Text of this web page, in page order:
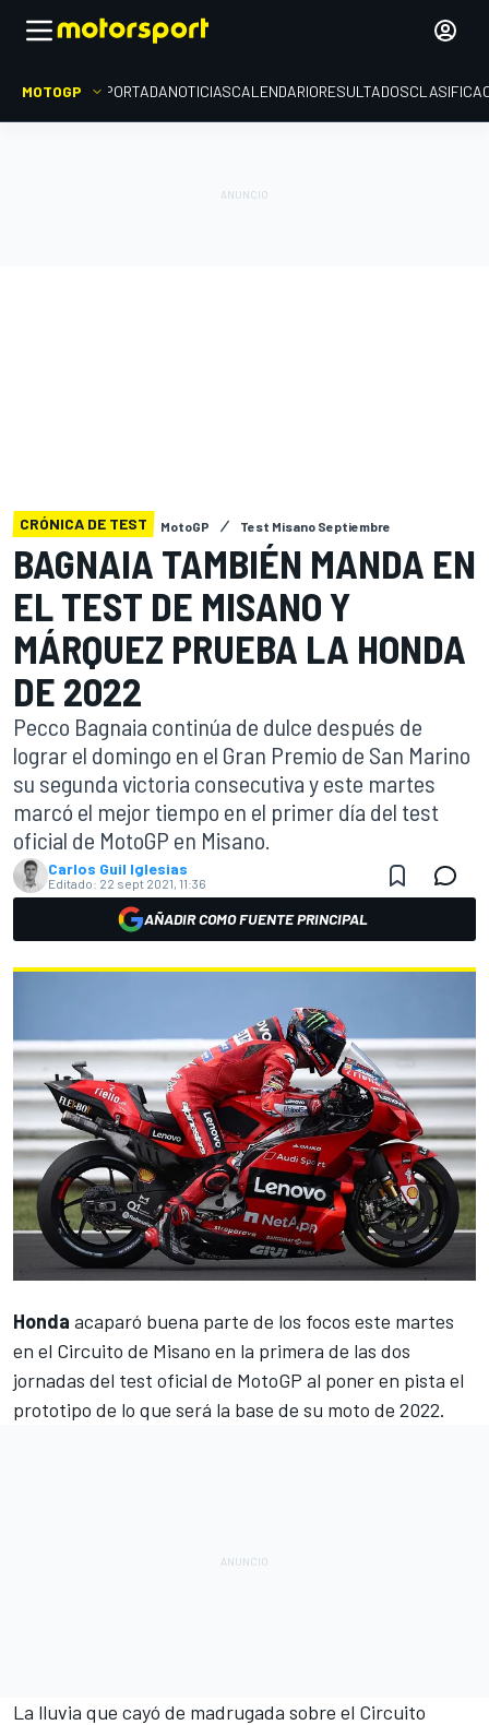
MOTOGP PORTADANOTICIASCALENDARIORESULTADOS
CRÓNICA DE TEST MotoGP Test Misano Septiembre
BAGNAIA TAMBIÉN MANDA EN
EL TEST DE MISANO Y
MÁRQUEZ PRUEBA LA HONDA
DE 2022
Pecco Bagnaia continúa de dulce después de
lograr el domingo en el Gran Premio de San Marino
su segunda victoria consecutiva y este martes
marcó el mejor tiempo en el primer día del test
oficial de MotoGP en Misano.
Carlos Guil Iglesias
Editado: 22 sept 2021, 11:36
AÑADIR COMO FUENTE PRINCIPAL
Honda acaparó buena parte de los focos este martes
en el Circuito de Misano en la primera de las dos
jornadas del test oficial de MotoGP al poner en pista el
prototipo de lo que será la base de su moto de 2022.
La lluvia que cayó de madrugada sobre el Circuito